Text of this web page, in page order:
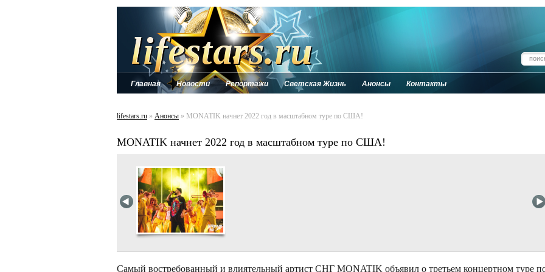
Главная Новости Репортажи Светская Жизнь Анонсы Контакты
lifestars.ru » Анонсы » MONATIK начнет 2022 год в масштабном туре по США!
MONATIK начнет 2022 год в масштабном туре по США!
Самый востребованный и влиятельный артист СНГ MONATIK объявил о третьем концертном туре